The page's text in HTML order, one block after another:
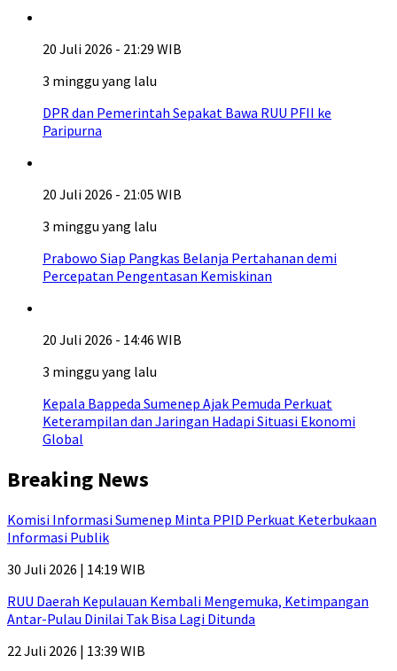
20 Juli 2026 - 21:29 WIB
3 minggu yang lalu
DPR dan Pemerintah Sepakat Bawa RUU PFII ke
Paripurna
20 Juli 2026 - 21:05 WIB
3 minggu yang lalu
Prabowo Siap Pangkas Belanja Pertahanan demi
Percepatan Pengentasan Kemiskinan
20 Juli 2026 - 14:46 WIB
3 minggu yang lalu
Kepala Bappeda Sumenep Ajak Pemuda Perkuat
Keterampilan dan Jaringan Hadapi Situasi Ekonomi
Global
Breaking News
Komisi Informasi Sumenep Minta PPID Perkuat Keterbukaan
Informasi Publik
30 Juli 2026 | 14:19 WIB
RUU Daerah Kepulauan Kembali Mengemuka, Ketimpangan
Antar-Pulau Dinilai Tak Bisa Lagi Ditunda
22 Juli 2026 | 13:39 WIB